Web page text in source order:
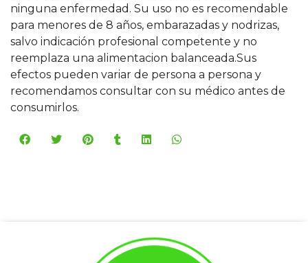
ninguna enfermedad. Su uso no es recomendable
para menores de 8 años, embarazadas y nodrizas,
salvo indicación profesional competente y no
reemplaza una alimentacion balanceada.Sus
efectos pueden variar de persona a persona y
recomendamos consultar con su médico antes de
consumirlos.